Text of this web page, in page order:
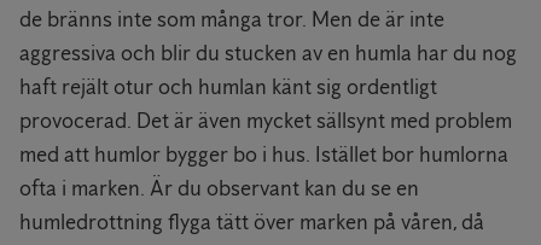
de bränns inte som många tror. Men de är inte
aggressiva och blir du stucken av en humla har du nog
haft rejält otur och humlan känt sig ordentligt
provocerad. Det är även mycket sällsynt med problem
med att humlor bygger bo i hus. Istället bor humlorna
ofta i marken. Är du observant kan du se en
humledrottning flyga tätt över marken på våren, då